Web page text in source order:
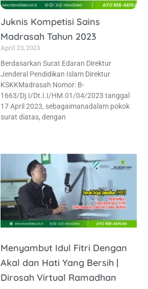
Juknis Kompetisi Sains
Madrasah Tahun 2023
April 23, 2023
Berdasarkan Surat Edaran Direktur
Jenderal Pendidikan Islam Direktur
KSKKMadrasah Nomor: B-
1663/Dj.I/Dt.I.I/HM.01/04/2023 tanggal
17 April 2023, sebagaimanadalam pokok
surat diatas, dengan
Menyambut Idul Fitri Dengan
Akal dan Hati Yang Bersih |
Dirosah Virtual Ramadhan